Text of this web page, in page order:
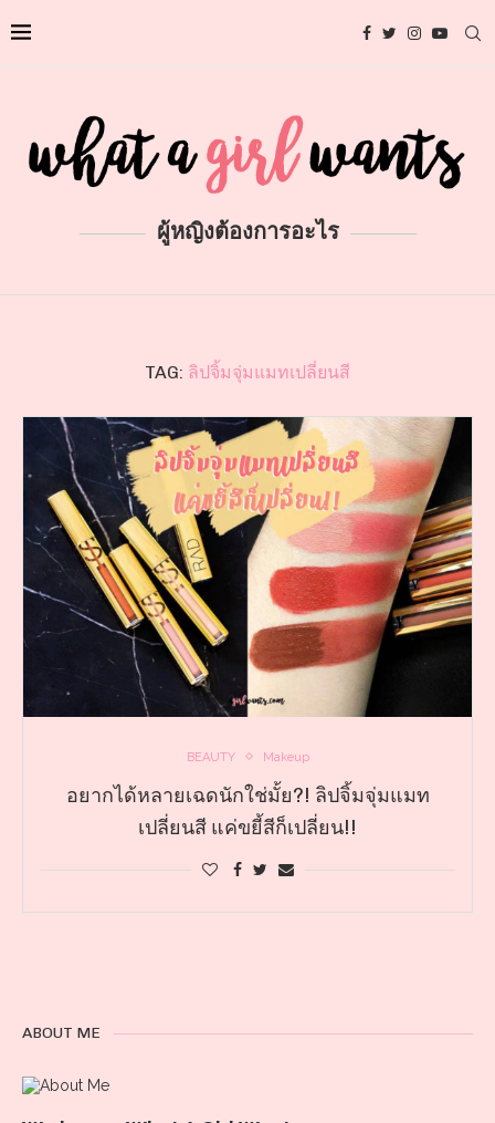
ผู้หญิงต้องการอะไร
TAG: ลิปจิ้มจุ่มแมทเปลี่ยนสี
BEAUTY Makeup
อยากได้หลายเฉดนักใช่มั้ย?! ลิปจิ้มจุ่มแมท
เปลี่ยนสี แค่ขยี้สีก็เปลี่ยน!!
ABOUT ME